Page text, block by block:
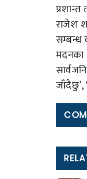
राजेश
सम्बन्ध
मदनका
जाँदैछु’,